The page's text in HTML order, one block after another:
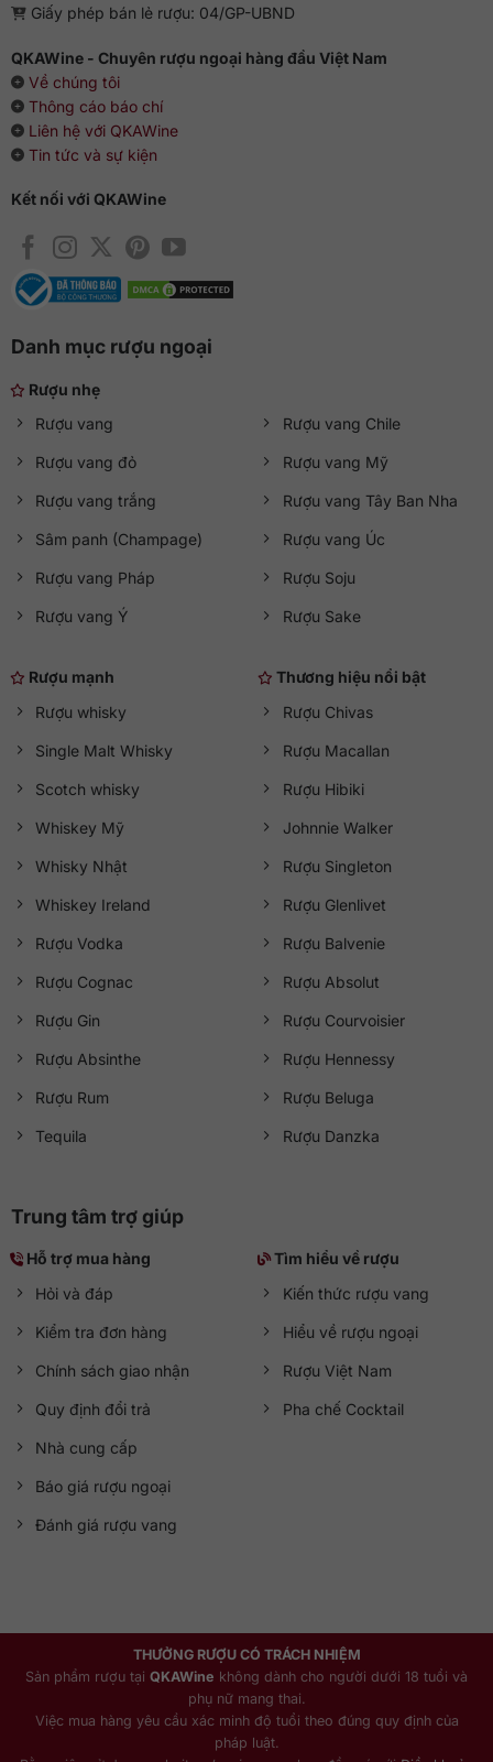
Giấy phép bán lẻ rượu: 04/GP-UBND
QKAWine - Chuyên rượu ngoại hàng đầu Việt Nam
Về chúng tôi
Thông cáo báo chí
Liên hệ với QKAWine
Tin tức và sự kiện
Kết nối với QKAWine
Danh mục rượu ngoại
Rượu nhẹ
Rượu vang
Rượu vang đỏ
Rượu vang trắng
Sâm panh (Champage)
Rượu vang Pháp
Rượu vang Ý
Rượu vang Chile
Rượu vang Mỹ
Rượu vang Tây Ban Nha
Rượu vang Úc
Rượu Soju
Rượu Sake
Rượu mạnh
Rượu whisky
Single Malt Whisky
Scotch whisky
Whiskey Mỹ
Whisky Nhật
Whiskey Ireland
Rượu Vodka
Rượu Cognac
Rượu Gin
Rượu Absinthe
Rượu Rum
Tequila
Thương hiệu nổi bật
Rượu Chivas
Rượu Macallan
Rượu Hibiki
Johnnie Walker
Rượu Singleton
Rượu Glenlivet
Rượu Balvenie
Rượu Absolut
Rượu Courvoisier
Rượu Hennessy
Rượu Beluga
Rượu Danzka
Trung tâm trợ giúp
Hỗ trợ mua hàng
Hỏi và đáp
Kiểm tra đơn hàng
Chính sách giao nhận
Quy định đổi trả
Nhà cung cấp
Báo giá rượu ngoại
Đánh giá rượu vang
Tìm hiểu về rượu
Kiến thức rượu vang
Hiểu về rượu ngoại
Rượu Việt Nam
Pha chế Cocktail
THƯỞNG RƯỢU CÓ TRÁCH NHIỆM
Sản phẩm rượu tại QKAWine không dành cho người dưới 18 tuổi và
phụ nữ mang thai.
Việc mua hàng yêu cầu xác minh độ tuổi theo đúng quy định của
pháp luật.